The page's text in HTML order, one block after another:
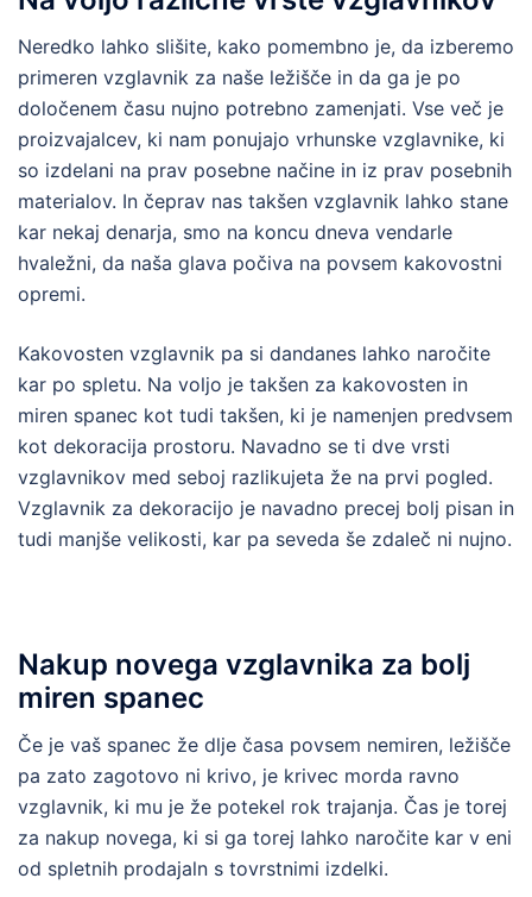
Neredko lahko slišite, kako pomembno je, da izberemo
primeren vzglavnik za naše ležišče in da ga je po
določenem času nujno potrebno zamenjati. Vse več je
proizvajalcev, ki nam ponujajo vrhunske vzglavnike, ki
so izdelani na prav posebne načine in iz prav posebnih
materialov. In čeprav nas takšen vzglavnik lahko stane
kar nekaj denarja, smo na koncu dneva vendarle
hvaležni, da naša glava počiva na povsem kakovostni
opremi.
Kakovosten vzglavnik pa si dandanes lahko naročite
kar po spletu. Na voljo je takšen za kakovosten in
miren spanec kot tudi takšen, ki je namenjen predvsem
kot dekoracija prostoru. Navadno se ti dve vrsti
vzglavnikov med seboj razlikujeta že na prvi pogled.
Vzglavnik za dekoracijo je navadno precej bolj pisan in
tudi manjše velikosti, kar pa seveda še zdaleč ni nujno.
Nakup novega vzglavnika za bolj
miren spanec
Če je vaš spanec že dlje časa povsem nemiren, ležišče
pa zato zagotovo ni krivo, je krivec morda ravno
vzglavnik, ki mu je že potekel rok trajanja. Čas je torej
za nakup novega, ki si ga torej lahko naročite kar v eni
od spletnih prodajaln s tovrstnimi izdelki.